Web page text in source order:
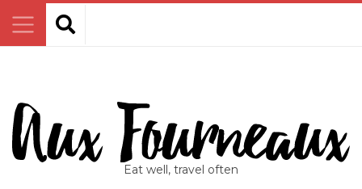
Eat well, travel often